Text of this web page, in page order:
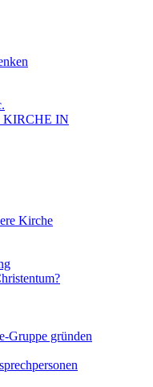
KIRCHE IN
Kirche
Gruppe gründen